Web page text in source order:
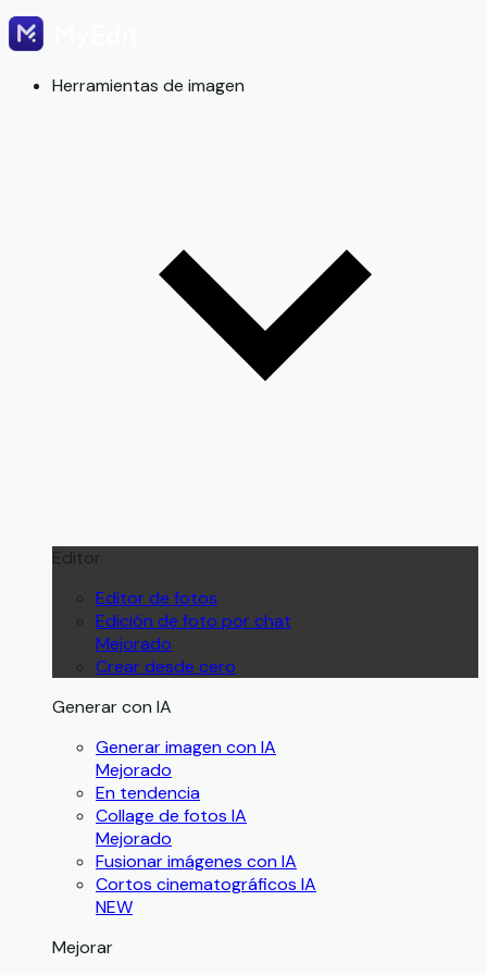
Herramientas de imagen
Editor
Editor de fotos
Edición de foto por chat
Mejorado
Crear desde cero
Generar con IA
Generar imagen con IA
Mejorado
En tendencia
Collage de fotos IA
Mejorado
Fusionar imágenes con IA
Cortos cinematográficos IA
NEW
Mejorar